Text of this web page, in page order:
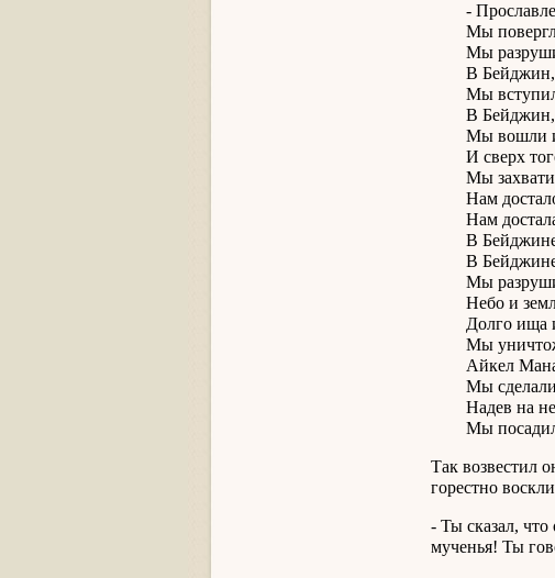
-
Мы повергли
Мы
В Бейджин,
Мы вступили
В Бейджин,
Мы вошли и
И сверх
Мы
Нам
Нам
В Бейджине,
В Бейджине,
Мы
Небо и
Долго ища и
Мы
Айкел
Мы сделали
Надев на
Мы посадили
Так возвестил
горестно
- Ты сказал,
мученья! Ты